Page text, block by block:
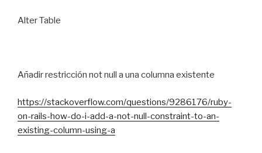
Alter Table
Añadir restricción not null a una columna existente
https://stackoverflow.com/questions/9286176/ruby-
on-rails-how-do-i-add-a-not-null-constraint-to-an-
existing-column-using-a